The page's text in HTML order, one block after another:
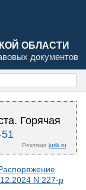
ОБЛАСТИ
документов
Горячая
Реклама jurik.ru
N 227-р